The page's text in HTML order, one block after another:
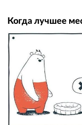
Когда лучшее